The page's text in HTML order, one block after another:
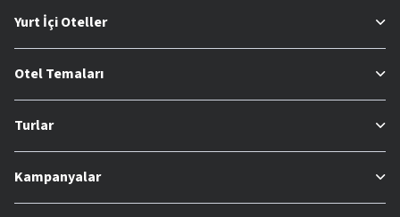
Yurt İçi Oteller
Otel Temaları
Turlar
Kampanyalar